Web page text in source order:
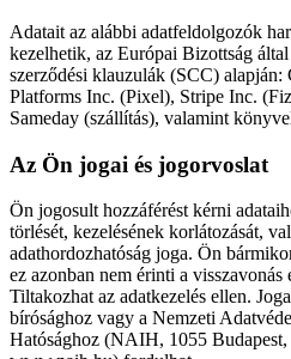
Adatait az alábbi adatfeldolgozók
kezelhetik, az Európai Bizottság
szerződési klauzulák (SCC)
Platforms Inc. (Pixel), Stripe Inc.
Sameday (szállítás), valamint
Az Ön jogai és jogorvoslat
Ön jogosult hozzáférést kérni
törlését, kezelésének korlátozását,
adathordozhatóság joga. Ön
ez azonban nem érinti a visszavonás
Tiltakozhat az adatkezelés ellen.
bírósághoz vagy a Nemzeti
Hatósághoz (NAIH, 1055